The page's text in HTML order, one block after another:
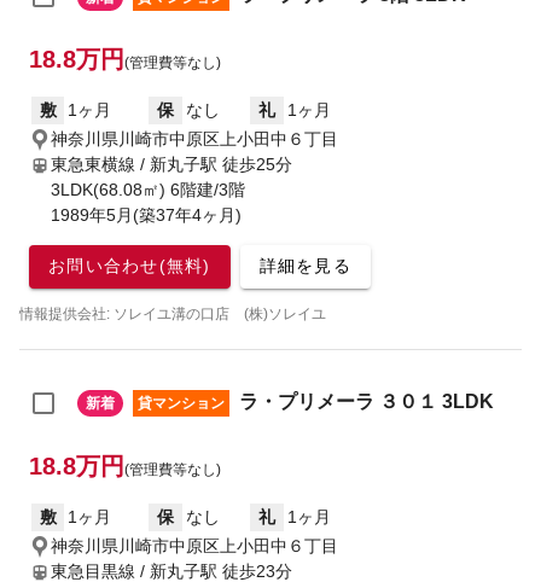
18.8万円 (管理費等なし)
敷 1ヶ月 保 なし 礼
1ヶ月
神奈川県川崎市中原区上小田中６丁目
東急東横線 / 新丸子駅 徒歩25分
3LDK(68.08㎡) 6階建/3階
1989年5月(築37年4ヶ月)
お問い合わせ(無料) 詳細を見る
情報提供会社: ソレイユ溝の口店 (株)ソレイユ
新着 貸マンション ラ・プリメーラ ３０１ 3LDK
18.8万円 (管理費等なし)
敷 1ヶ月 保 なし 礼
1ヶ月
神奈川県川崎市中原区上小田中６丁目
東急目黒線 / 新丸子駅 徒歩23分